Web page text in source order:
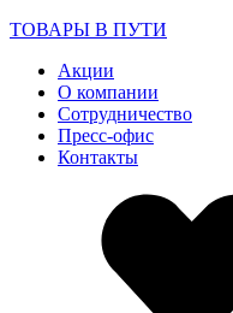
ТОВАРЫ В ПУТИ
Акции
О компании
Сотрудничество
Пресс-офис
Контакты